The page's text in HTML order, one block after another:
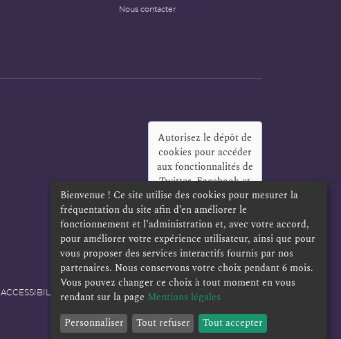
Nous contacter
Autorisez le dépôt de
cookies pour accéder
aux fonctionnalités de
Twitter, Facebook et
LinkedIn?
Oui
Toujours
ACCESSIBILITÉ POLITIQUE DE CONFIDENTIALITÉ
Bienvenue ! Ce site utilise des cookies pour mesurer la
fréquentation du site afin d’en améliorer le
fonctionnement et l’administration et, avec votre accord,
pour améliorer votre expérience utilisateur, ainsi que pour
vous proposer des services interactifs fournis par nos
partenaires. Nous conservons votre choix pendant 6 mois.
Vous pouvez changer ce choix à tout moment en vous
rendant sur la page Mentions légales
Personnaliser
Tout refuser Tout accepter